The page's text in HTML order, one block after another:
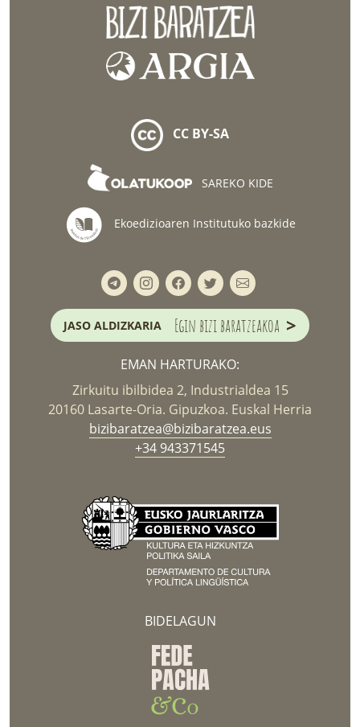
CC BY-SA
SAREKO KIDE
Ekoedizioaren Institutuko bazkide
JASO ALDIZKARIA Egin bizi baratzeakoa >
EMAN HARTURAKO:
Zirkuitu ibilbidea 2, Industrialdea 15
20160 Lasarte-Oria. Gipuzkoa. Euskal Herria
bizibaratzea@bizibaratzea.eus
+34 943371545
BIDELAGUN